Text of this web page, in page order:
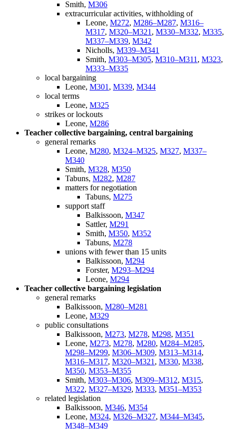
Smith, M306
extracurricular activities, withholding of
Leone, M272, M286–M287, M316–
M317, M320–M321 , M330–M332, M335,
M337–M339, M342
Nicholls, M339–M341
Smith, M303–M305, M310–M311 , M323,
M333–M335
local bargaining
Leone, M301 , M339, M344
local terms
Leone, M325
strikes or lockouts
Leone, M286
Teacher collective bargaining, central bargaining
general remarks
Leone, M280, M324–M325, M327, M337–
M340
Smith, M328, M350
Tabuns, M282, M287
matters for negotiation
Tabuns, M275
support staff
Balkissoon, M347
Sattler, M291
Smith, M350, M352
Tabuns, M278
unions with fewer than 15 units
Balkissoon, M294
Forster, M293–M294
Leone, M294
Teacher collective bargaining legislation
general remarks
Balkissoon, M280–M281
Leone, M329
public consultations
Balkissoon, M273, M278, M298, M351
Leone, M273, M278, M280, M284–M285,
M298–M299, M306–M309, M313–M314,
M316–M317, M320–M321 , M330, M338,
M350, M353–M355
Smith, M303–M306, M309–M312, M315,
M322, M327–M329, M333, M351–M353
related legislation
Balkissoon, M346, M354
Leone, M324, M326–M327, M344–M345,
M348–M349